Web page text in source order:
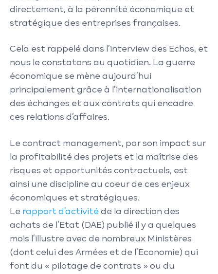
directement, à la pérennité économique et
stratégique des entreprises françaises.
Cela est rappelé dans l’interview des Echos, et
nous le constatons au quotidien. La guerre
économique se mène aujourd’hui
principalement grâce à l’internationalisation
des échanges et aux contrats qui encadre
ces relations d’affaires.
Le contract management, par son impact sur
la profitabilité des projets et la maîtrise des
risques et opportunités contractuels, est
ainsi une discipline au coeur de ces enjeux
économiques et stratégiques.
Le rapport d’activité de la direction des
achats de l’Etat (DAE) publié il y a quelques
mois l’illustre avec de nombreux Ministères
(dont celui des Armées et de l’Economie) qui
font du « pilotage de contrats » ou du